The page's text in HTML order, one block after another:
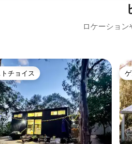
ロケーショ
ゲストチョイスです。
チョイス